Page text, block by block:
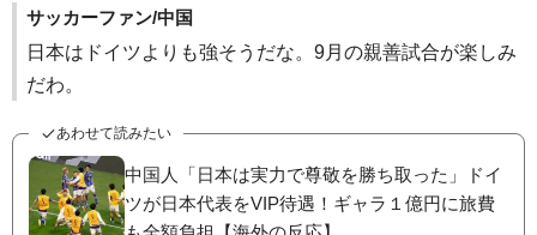
サッカーファン/中国
日本はドイツよりも強そうだな。9月の親善試合が楽しみ
だわ。
あわせて読みたい
中国人「日本は実力で尊敬を勝ち取った」ドイ
ツが日本代表をVIP待遇！ギャラ１億円に旅費